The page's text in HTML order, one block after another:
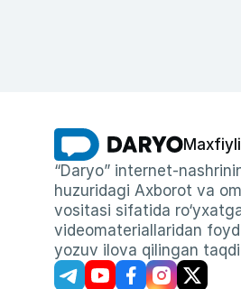
“Daryo” internet-
huzuridagi Axborot va
vositasi sifatida
videomateriallaridan
yozuv ilova qilingan